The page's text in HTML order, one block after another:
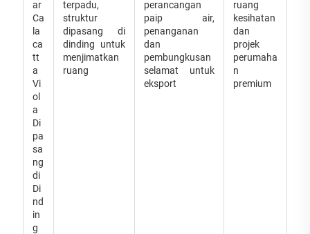
ar
Ca
la
ca
tt
a
Vi
ol
a
Di
pa
sa
ng
di
Di
nd
in
g
terpadu,
struktur
dipasang di
dinding untuk
menjimatkan
ruang
perancangan
paip air,
penanganan
dan
pembungkusan
selamat untuk
eksport
ruang
kesihatan
dan
projek
perumaha
n
premium